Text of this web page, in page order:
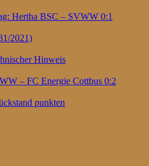
Hertha BSC – SVWW 0:1
2021)
Hinweis
– FC Energie Cottbus 0:2
punkten